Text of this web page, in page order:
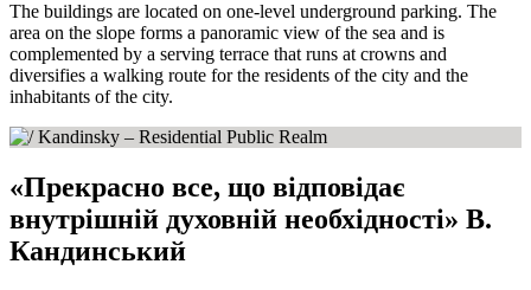
The buildings are located on one-level underground parking. The
area on the slope forms a panoramic view of the sea and is
complemented by a serving terrace that runs at crowns and
diversifies a walking route for the residents of the city and the
inhabitants of the city.
«Прекрасно все, що відповідає
внутрішній духовній необхідності» В.
Кандинський